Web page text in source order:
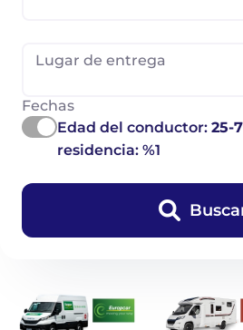
Lugar de entrega
Fechas
Edad del conductor:25-
residencia: %1